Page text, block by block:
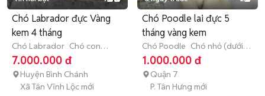
Chó Labrador đực Vàng
kem 4 tháng
Chó Labrador Chó con
(dưới 3 tháng tuổi)
7.000.000 đ
Huyện Bình Chánh
Xã Tân Vĩnh Lộc mới
Chó Poodle lai đực 5
tháng vàng kem
Chó Poodle Chó nhỏ (dưới 1
năm tuổi)
1.000.000 đ
Quận 7
P. Tân Hưng mới